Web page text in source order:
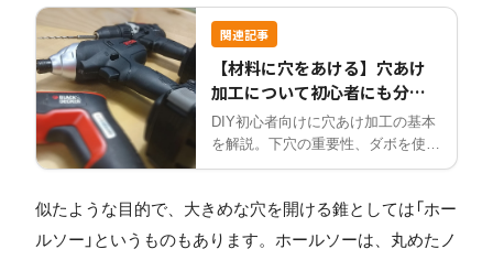
関連記事
【材料に穴をあける】穴あけ
加工について初心者にも分か
りやすく解説
DIY初心者向けに穴あけ加工の基本
を解説。下穴の重要性、ダボを使っ
た接合、埋め木処理、貫通穴の捨て
な工具を紹介します。
似たような目的で、大きめな穴を開ける錐としては「ホー
ルソー」というものもあります。ホールソーは、丸めたノ